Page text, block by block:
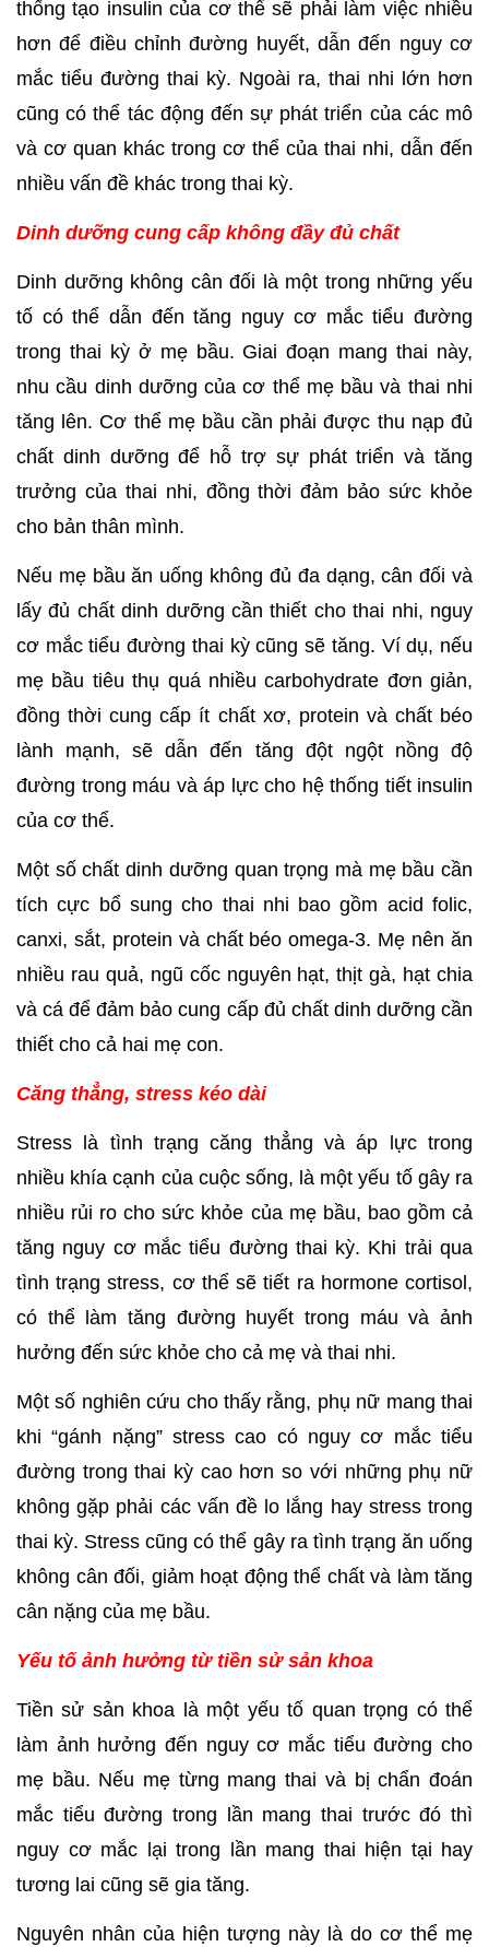
thống tạo insulin của cơ thể sẽ phải làm việc nhiều
hơn để điều chỉnh đường huyết, dẫn đến nguy cơ
mắc tiểu đường thai kỳ. Ngoài ra, thai nhi lớn hơn
cũng có thể tác động đến sự phát triển của các mô
và cơ quan khác trong cơ thể của thai nhi, dẫn đến
nhiều vấn đề khác trong thai kỳ.
Dinh dưỡng cung cấp không đầy đủ chất
Dinh dưỡng không cân đối là một trong những yếu
tố có thể dẫn đến tăng nguy cơ mắc tiểu đường
trong thai kỳ ở mẹ bầu. Giai đoạn mang thai này,
nhu cầu dinh dưỡng của cơ thể mẹ bầu và thai nhi
tăng lên. Cơ thể mẹ bầu cần phải được thu nạp đủ
chất dinh dưỡng để hỗ trợ sự phát triển và tăng
trưởng của thai nhi, đồng thời đảm bảo sức khỏe
cho bản thân mình.
Nếu mẹ bầu ăn uống không đủ đa dạng, cân đối và
lấy đủ chất dinh dưỡng cần thiết cho thai nhi, nguy
cơ mắc tiểu đường thai kỳ cũng sẽ tăng. Ví dụ, nếu
mẹ bầu tiêu thụ quá nhiều carbohydrate đơn giản,
đồng thời cung cấp ít chất xơ, protein và chất béo
lành mạnh, sẽ dẫn đến tăng đột ngột nồng độ
đường trong máu và áp lực cho hệ thống tiết insulin
của cơ thể.
Một số chất dinh dưỡng quan trọng mà mẹ bầu cần
tích cực bổ sung cho thai nhi bao gồm acid folic,
canxi, sắt, protein và chất béo omega-3. Mẹ nên ăn
nhiều rau quả, ngũ cốc nguyên hạt, thịt gà, hạt chia
và cá để đảm bảo cung cấp đủ chất dinh dưỡng cần
thiết cho cả hai mẹ con.
Căng thẳng, stress kéo dài
Stress là tình trạng căng thẳng và áp lực trong
nhiều khía cạnh của cuộc sống, là một yếu tố gây ra
nhiều rủi ro cho sức khỏe của mẹ bầu, bao gồm cả
tăng nguy cơ mắc tiểu đường thai kỳ. Khi trải qua
tình trạng stress, cơ thể sẽ tiết ra hormone cortisol,
có thể làm tăng đường huyết trong máu và ảnh
hưởng đến sức khỏe cho cả mẹ và thai nhi.
Một số nghiên cứu cho thấy rằng, phụ nữ mang thai
khi “gánh nặng” stress cao có nguy cơ mắc tiểu
đường trong thai kỳ cao hơn so với những phụ nữ
không gặp phải các vấn đề lo lắng hay stress trong
thai kỳ. Stress cũng có thể gây ra tình trạng ăn uống
không cân đối, giảm hoạt động thể chất và làm tăng
cân nặng của mẹ bầu.
Yếu tố ảnh hưởng từ tiền sử sản khoa
Tiền sử sản khoa là một yếu tố quan trọng có thể
làm ảnh hưởng đến nguy cơ mắc tiểu đường cho
mẹ bầu. Nếu mẹ từng mang thai và bị chẩn đoán
mắc tiểu đường trong lần mang thai trước đó thì
nguy cơ mắc lại trong lần mang thai hiện tại hay
tương lai cũng sẽ gia tăng.
Nguyên nhân của hiện tượng này là do cơ thể mẹ